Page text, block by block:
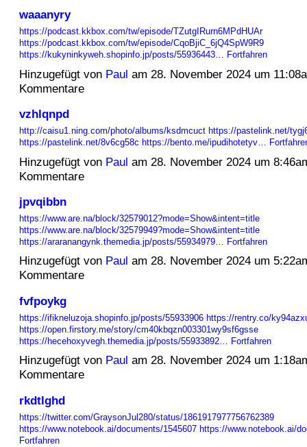
waaanyry
https://podcast.kkbox.com/tw/episode/TZutgIRurn6MPdHUAr
https://podcast.kkbox.com/tw/episode/CqoBjiC_6jQ4SpW9R9
https://kukyninkyweh.shopinfo.jp/posts/55936443… Fortfahren
Hinzugefügt von Paul am 28. November 2024 um
Kommentare
vzhlqnpd
http://caisu1.ning.com/photo/albums/ksdmcuct https://pastelink.net/
https://pastelink.net/8v6cg58c https://bento.me/ipudihotetyv…
Hinzugefügt von Paul am 28. November 2024 um
Kommentare
jpvqibbn
https://www.are.na/block/32579012?mode=Show&intent=title
https://www.are.na/block/32579949?mode=Show&intent=title
https://araranangynk.themedia.jp/posts/55934979… Fortfahren
Hinzugefügt von Paul am 28. November 2024 um
Kommentare
fvfpoykg
https://ifikneluzoja.shopinfo.jp/posts/55933906 https://rentry.co/
https://open.firstory.me/story/cm40kbqzn003301wy9sf6gsse
https://hecehoxyvegh.themedia.jp/posts/55933892… Fortfahren
Hinzugefügt von Paul am 28. November 2024 um
Kommentare
rkdtlghd
https://twitter.com/GraysonJul280/status/1861917977756762389
https://www.notebook.ai/documents/1545607 https://www.notebook.ai/
Fortfahren